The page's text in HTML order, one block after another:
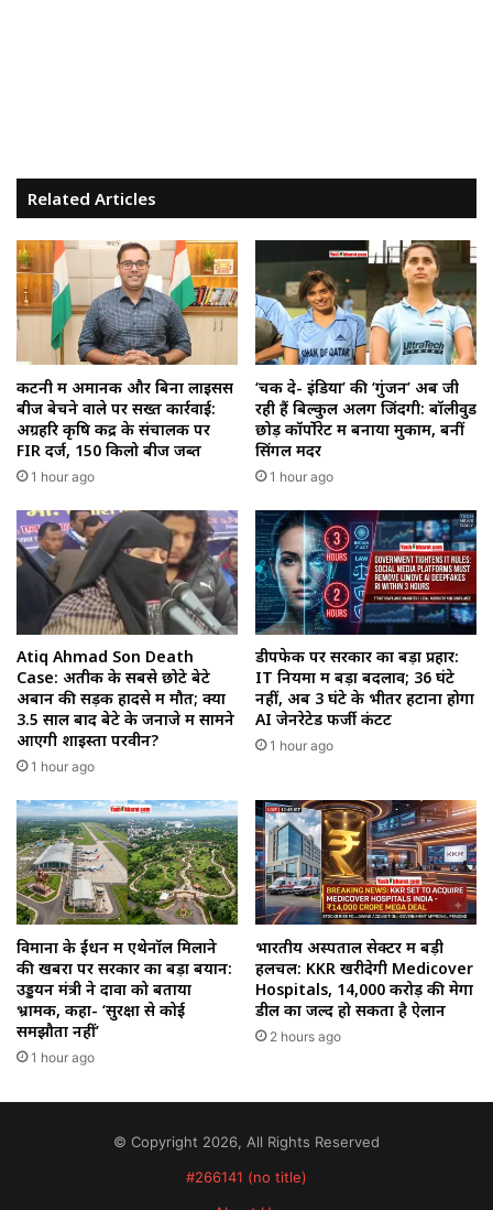
Related Articles
कटनी में अमानक और बिना लाइसेंस
बीज बेचने वाले पर सख्त कार्रवाई:
अग्रहरि कृषि केंद्र के संचालक पर
FIR दर्ज, 150 किलो बीज जब्त
1 hour ago
‘चक दे- इंडिया’ की ‘गुंजन’ अब जी
रही हैं बिल्कुल अलग जिंदगी: बॉलीवुड
छोड़ कॉर्पोरेट में बनाया मुकाम, बनीं
सिंगल मदर
1 hour ago
Atiq Ahmad Son Death
Case: अतीक के सबसे छोटे बेटे
अबान की सड़क हादसे में मौत; क्या
3.5 साल बाद बेटे के जनाजे में सामने
आएगी शाइस्ता परवीन?
1 hour ago
डीपफेक पर सरकार का बड़ा प्रहार:
IT नियमों में बड़ा बदलाव; 36 घंटे
नहीं, अब 3 घंटे के भीतर हटाना होगा
AI जेनरेटेड फर्जी कंटेंट
1 hour ago
विमानों के ईंधन में एथेनॉल मिलाने
की खबरों पर सरकार का बड़ा बयान:
उड्डयन मंत्री ने दावों को बताया
भ्रामक, कहा- ‘सुरक्षा से कोई
समझौता नहीं’
1 hour ago
भारतीय अस्पताल सेक्टर में बड़ी
हलचल: KKR खरीदेगी Medicover
Hospitals, ₹14,000 करोड़ की मेगा
डील का जल्द हो सकता है ऐलान
2 hours ago
© Copyright 2026, All Rights Reserved
#266141 (no title)